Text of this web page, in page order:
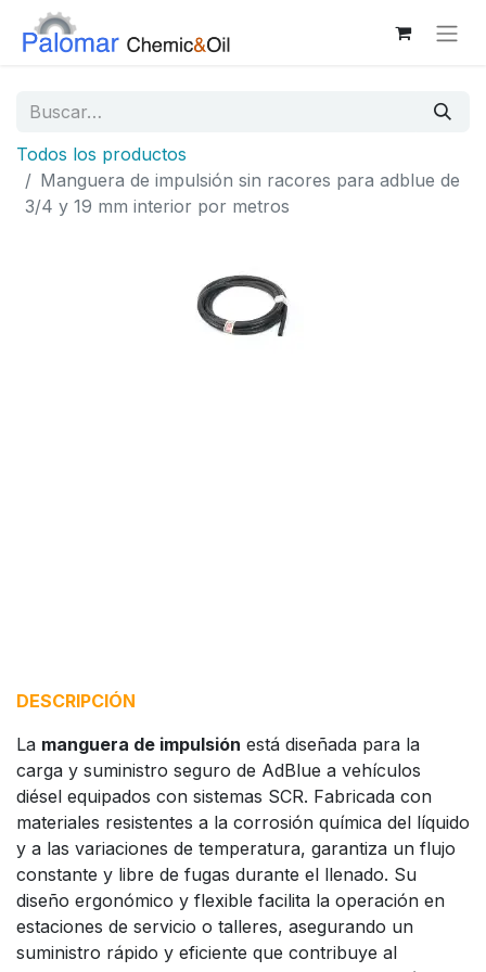
Todos los productos
Manguera de impulsión sin racores para adblue de
3/4 y 19 mm interior por metros
DESCRIPCIÓN
La manguera de impulsión está diseñada para la
carga y suministro seguro de AdBlue a vehículos
diésel equipados con sistemas SCR. Fabricada con
materiales resistentes a la corrosión química del líquido
y a las variaciones de temperatura, garantiza un flujo
constante y libre de fugas durante el llenado. Su
diseño ergonómico y flexible facilita la operación en
estaciones de servicio o talleres, asegurando un
suministro rápido y eficiente que contribuye al